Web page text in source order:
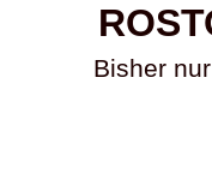
Bisher